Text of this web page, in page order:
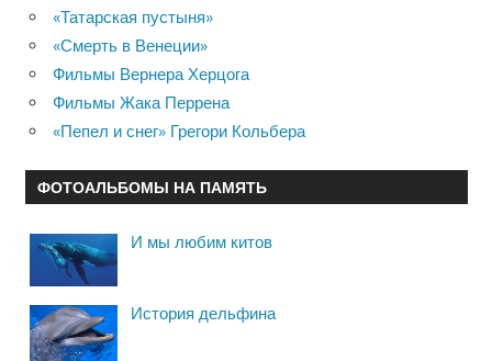
«Татарская пустыня»
«Смерть в Венеции»
Фильмы Вернера Херцога
Фильмы Жака Перрена
«Пепел и снег» Грегори Кольбера
ФОТОАЛЬБОМЫ НА ПАМЯТЬ
И мы любим китов
История дельфина